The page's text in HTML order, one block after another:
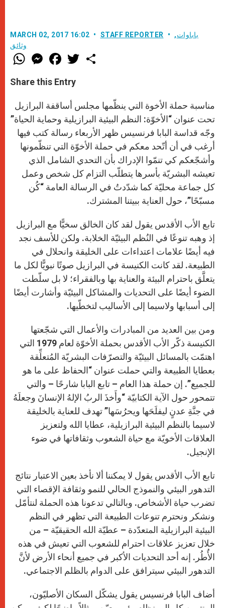
MARCH 02, 2017 16:02 STAFF REPORTER باباوات,
وثائق
W
h
t
s
p
p
M
e
s
e
g
e
r
F
a
e
b
o
k
w
r
Share this Entry
مناسبة حملة الأخوة التي ينظّمها مجلس أساقفة البرازيل
تحت عنوان “الأخوّة: النظم البيئية البرازيلية وحماية الحياة”
وجّه قداسة البابا فرنسيس ظهر الأربعاء رسالة كتب فيها
أرغب في أن أتّحد معكم في حملة الأخوّة التي تنظّمونها
وأشجّعكم كي تنمّوا الإدراك بأن التحدي الشامل الذي
تعيشه البشريّة بأسرها يتطلّب التزام كل شخص وعمل
كل جماعة محليّة كما شدّدتُ في الرسالة العامة “كُن
مسبّحًا”، حول العناية ببيتنا المشترك.
تابع الأب الأقدس يقول لقد كان الخالق سخيًّا مع البرازيل
إذ وهبه تنوعًا في النُظم البيئيّة الخلابة. ولكن للأسف نجد
فيه أيضًا علامات اعتداءات على الخليقة وانحلال في
الطبيعة. لقد كانت الكنيسة في البرازيل صوتًا نبويًّا لكل ما
يتعلَّق باحترام البيئة والعناية بها وبالفقراء؛ لا بل سلّطت
الضوء أيضًا على التحديات والمشاكل البيئيّة وأشارت أيضًا
إلى أسبابها ولاسيما إلى الأساليب لتخطّيها.
ومن بين العديد من المبادرات والأعمال التي شجّعتها
الكنيسة ذكّر الأب الأقدس بحملة الأخوّة لعام 1979 التي
اهتمّت بالمسائل البيئيّة والتصرّفات البشريّة المُتعلِّقة
بعطايا الطبيعة والتي حملت عنوان “الحفاظ على ما هو
للجميع”. إن حملة هذا العام – تابع البابا شارحًا – والتي
تتمحور حول الآية الكتابيّة “وأَخذَ الربُ الإلهُ الإنسانَ وجعلَهُ
في جنَّةِ عدنٍ ليفلَحَها ويحرُسَها” تهدف للعناية بالخليقة
لاسيما بالنظم البيئية البرازيلية، عطايا الله ولتعزيز
العلاقات الأخويّة مع حياة الشعوب وثقافاتها في ضوء
الإنجيل.
تابع الأب الأقدس يقول لا يمكننا ألا نأخذ بعين الاعتبار نتائج
التدهور البيئي والنموذج الحالي للنمو وثقافة الإقصاء التي
تضرب حياة الأشخاص. وبالتالي تدعونا هذه الحملة لنتأمّل
ونشكر ونحترم تنوعات الطبيعة التي تظهر في النظم
البيئية البرازيلية المتعدّدة – عطيّة الله الحقيقيّة – من
خلال تعزيز علاقات احترام للشعوب التي تعيش في هذه
الأُطُر. إنه أحد التحديات الأكبر في جميع أنحاء الأرض لأنَّ
التدهور البيئي سيترافق على الدوام بالظلم الاجتماعي.
أضاف البابا فرنسيس يقول يشكّل السكان الأصليّون،